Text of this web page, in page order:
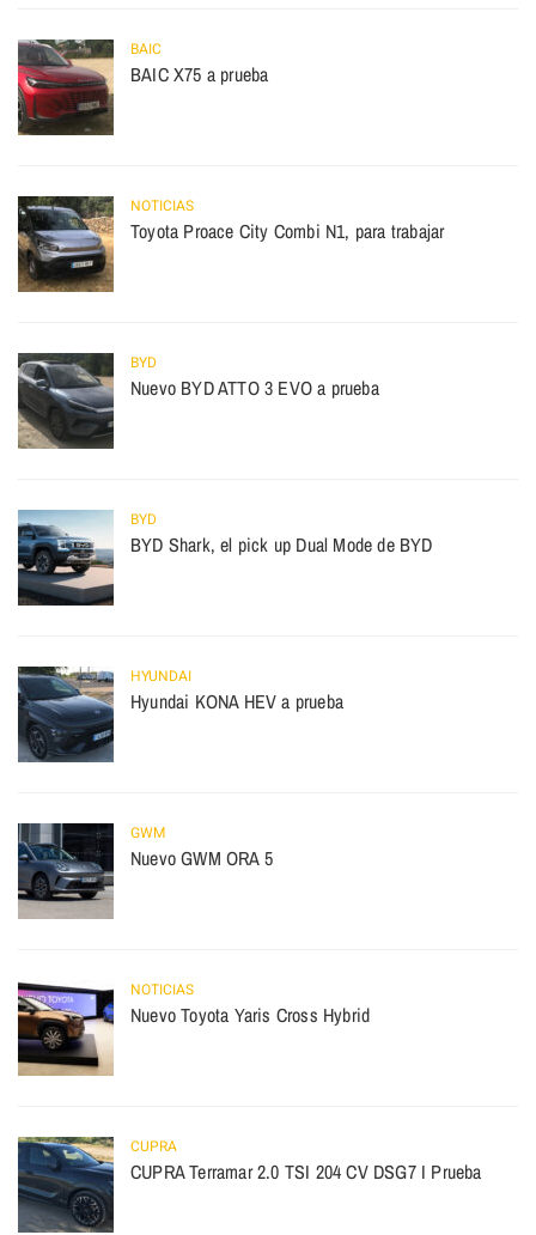
BAIC
BAIC X75 a prueba
NOTICIAS
Toyota Proace City Combi N1, para trabajar
BYD
Nuevo BYD ATTO 3 EVO a prueba
BYD
BYD Shark, el pick up Dual Mode de BYD
HYUNDAI
Hyundai KONA HEV a prueba
GWM
Nuevo GWM ORA 5
NOTICIAS
Nuevo Toyota Yaris Cross Hybrid
CUPRA
CUPRA Terramar 2.0 TSI 204 CV DSG7 I Prueba